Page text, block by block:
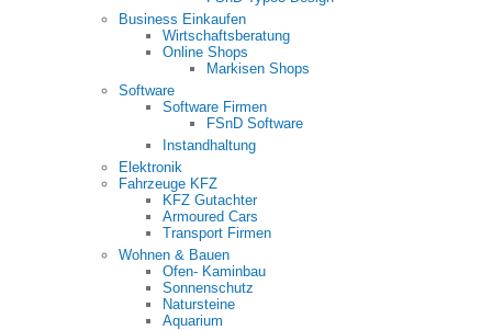
Business Einkaufen
Wirtschaftsberatung
Online Shops
Markisen Shops
Software
Software Firmen
FSnD Software
Instandhaltung
Elektronik
Fahrzeuge KFZ
KFZ Gutachter
Armoured Cars
Transport Firmen
Wohnen & Bauen
Ofen- Kaminbau
Sonnenschutz
Natursteine
Aquarium